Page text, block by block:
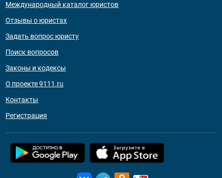
Международный каталог юристов
Отзывы о юристах
Задать вопрос юристу
Поиск вопросов
Законы и кодексы
О проекте 9111.ru
Контакты
Регистрация